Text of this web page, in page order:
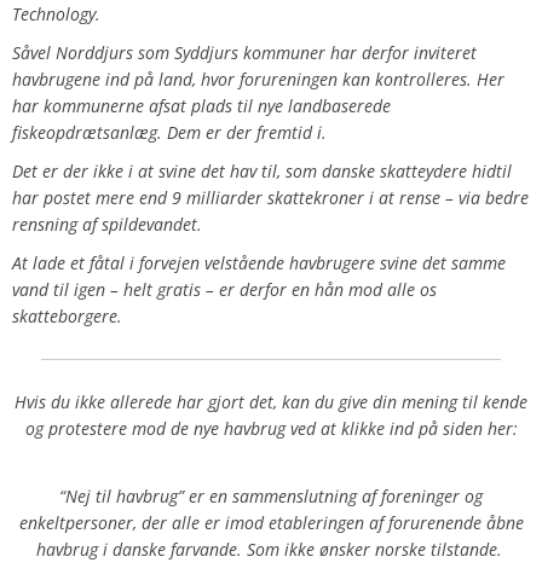
Technology.
Såvel Norddjurs som Syddjurs kommuner har derfor inviteret
havbrugene ind på land, hvor forureningen kan kontrolleres. Her
har kommunerne afsat plads til nye landbaserede
fiskeopdrætsanlæg. Dem er der fremtid i.
Det er der ikke i at svine det hav til, som danske skatteydere hidtil
har postet mere end 9 milliarder skattekroner i at rense – via bedre
rensning af spildevandet.
At lade et fåtal i forvejen velstående havbrugere svine det samme
vand til igen – helt gratis – er derfor en hån mod alle os
skatteborgere.
Hvis du ikke allerede har gjort det, kan du give din mening til kende
og protestere mod de nye havbrug ved at klikke ind på siden her:
“Nej til havbrug” er en sammenslutning af foreninger og
enkeltpersoner, der alle er imod etableringen af forurenende åbne
havbrug i danske farvande. Som ikke ønsker norske tilstande.